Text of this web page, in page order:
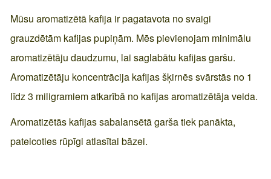
Mūsu aromatizētā kafija ir pagatavota no svaigi
grauzdētām kafijas pupiņām. Mēs pievienojam minimālu
aromatizētāju daudzumu, lai saglabātu kafijas garšu.
Aromatizētāju koncentrācija kafijas šķirnēs svārstās no 1
līdz 3 miligramiem atkarībā no kafijas aromatizētāja veida.
Aromatizētās kafijas sabalansētā garša tiek panākta,
pateicoties rūpīgi atlasītai bāzei.